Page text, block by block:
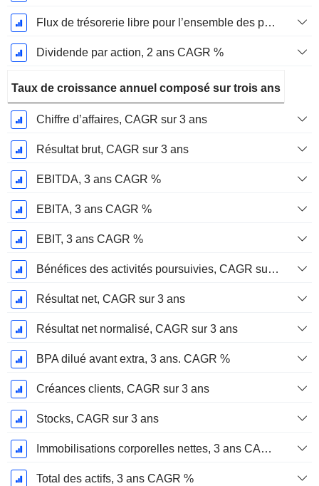
Flux de trésorerie libre pour l’ensemble des pourvoyeurs de fonds (créanciers et actionnaires) FCFF, CAGR sur 2 ans
Dividende par action, 2 ans CAGR %
Taux de croissance annuel composé sur trois ans
Chiffre d’affaires, CAGR sur 3 ans
Résultat brut, CAGR sur 3 ans
EBITDA, 3 ans CAGR %
EBITA, 3 ans CAGR %
EBIT, 3 ans CAGR %
Bénéfices des activités poursuivies, CAGR sur 3 ans
Résultat net, CAGR sur 3 ans
Résultat net normalisé, CAGR sur 3 ans
BPA dilué avant extra, 3 ans. CAGR %
Créances clients, CAGR sur 3 ans
Stocks, CAGR sur 3 ans
Immobilisations corporelles nettes, 3 ans CAGR %
Total des actifs, 3 ans CAGR %